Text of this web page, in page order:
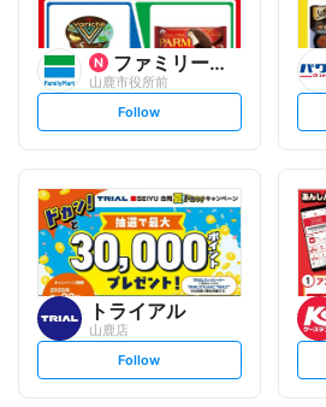
ファミリーマート
山鹿市役所前
s
t
o
w
Follow
トライアル
山鹿店
s
t
Follow